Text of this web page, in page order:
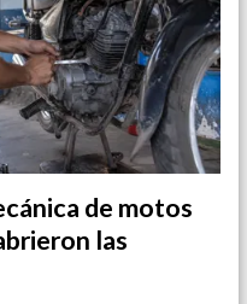
de motos
las